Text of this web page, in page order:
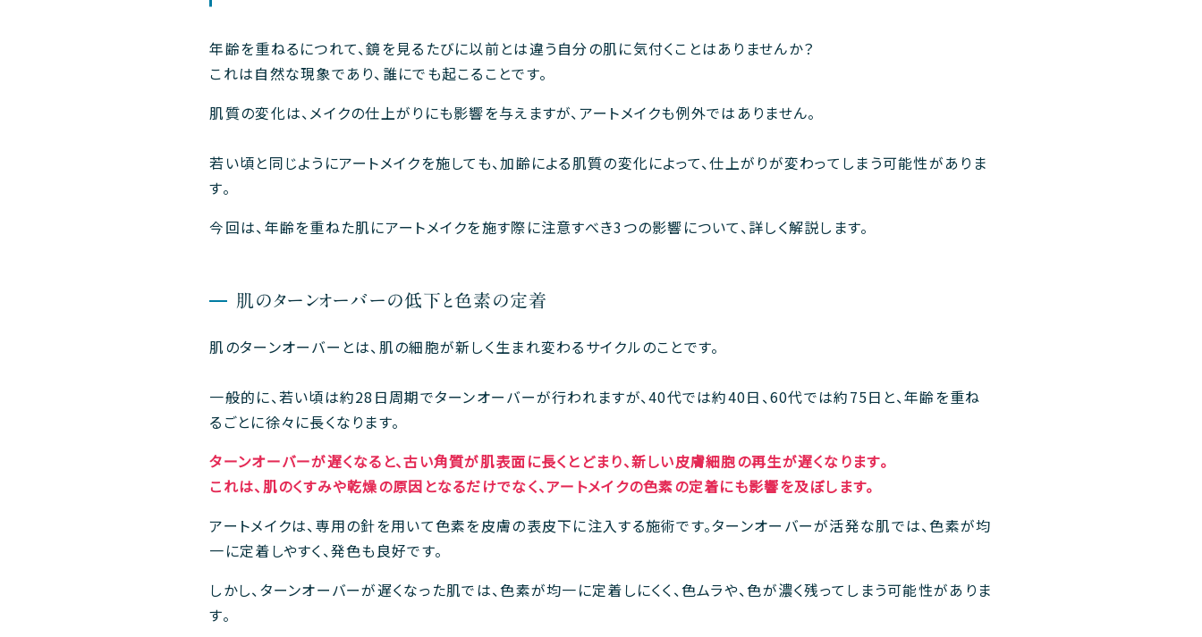
年齢を重ねるにつれて、鏡を見るたびに以前とは違う自分の肌に気付くことはありませんか？
これは自然な現象であり、誰にでも起こることです。
肌質の変化は、メイクの仕上がりにも影響を与えますが、アートメイクも例外ではありません。
若い頃と同じようにアートメイクを施しても、加齢による肌質の変化によって、仕上がりが変わってしまう可能性がありま
す。
今回は、年齢を重ねた肌にアートメイクを施す際に注意すべき3つの影響について、詳しく解説します。
肌のターンオーバーの低下と色素の定着
肌のターンオーバーとは、肌の細胞が新しく生まれ変わるサイクルのことです。
一般的に、若い頃は約28日周期でターンオーバーが行われますが、40代では約40日、60代では約75日と、年齢を重ね
るごとに徐々に長くなります。
ターンオーバーが遅くなると、古い角質が肌表面に長くとどまり、新しい皮膚細胞の再生が遅くなります。
これは、肌のくすみや乾燥の原因となるだけでなく、アートメイクの色素の定着にも影響を及ぼします。
アートメイクは、専用の針を用いて色素を皮膚の表皮下に注入する施術です。ターンオーバーが活発な肌では、色素が均
一に定着しやすく、発色も良好です。
しかし、ターンオーバーが遅くなった肌では、色素が均一に定着しにくく、色ムラや、色が濃く残ってしまう可能性がありま
す。